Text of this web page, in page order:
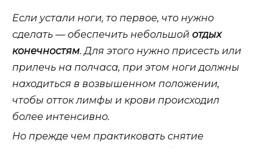
Если устали ноги, то первое, что нужно
сделать — обеспечить небольшой отдых
конечностям. Для этого нужно присесть или
прилечь на полчаса, при этом ноги должны
находиться в возвышенном положении,
чтобы отток лимфы и крови происходил
более интенсивно.
Но прежде чем практиковать снятие